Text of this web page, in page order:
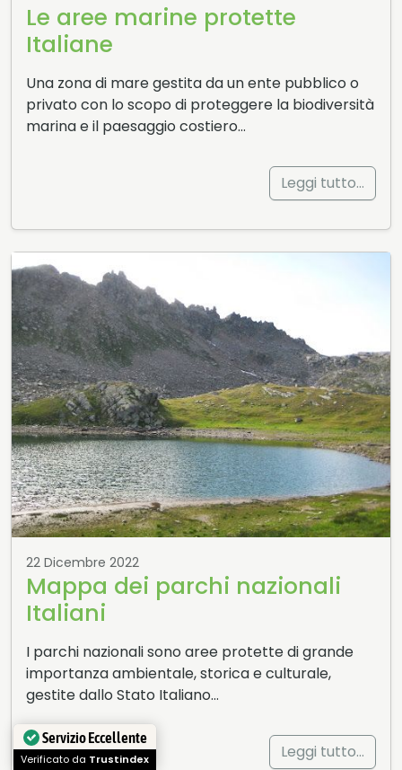
Le aree marine protette
Italiane
Una zona di mare gestita da un ente pubblico o
privato con lo scopo di proteggere la biodiversità
marina e il paesaggio costiero…
Leggi tutto…
22 Dicembre 2022
Mappa dei parchi nazionali
Italiani
I parchi nazionali sono aree protette di grande
importanza ambientale, storica e culturale,
gestite dallo Stato Italiano…
Leggi tutto…
Servizio Eccellente